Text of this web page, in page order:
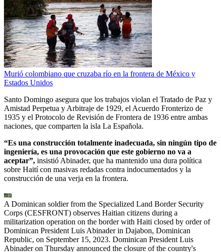
Murió colombiano que cruzaba río en la frontera de México y
Estados Unidos
Santo Domingo asegura que los trabajos violan el Tratado de Paz y
Amistad Perpetua y Arbitraje de 1929, el Acuerdo Fronterizo de
1935 y el Protocolo de Revisión de Frontera de 1936 entre ambas
naciones, que comparten la isla La Española.
“Es una construcción totalmente inadecuada, sin ningún tipo de
ingeniería, es una provocación que este gobierno no va a
aceptar”, insistió Abinader, que ha mantenido una dura política
sobre Haití con masivas redadas contra indocumentados y la
construcción de una verja en la frontera.
A Dominican soldier from the Specialized Land Border Security
Corps (CESFRONT) observes Haitian citizens during a
militarization operation on the border with Haiti closed by order of
Dominican President Luis Abinader in Dajabon, Dominican
Republic, on September 15, 2023. Dominican President Luis
Abinader on Thursday announced the closure of the country's